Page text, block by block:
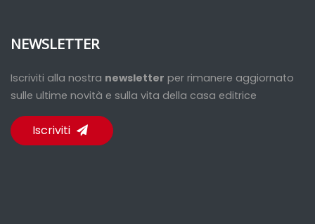
NEWSLETTER
Iscriviti alla nostra newsletter per rimanere aggiornato
sulle ultime novità e sulla vita della casa editrice
Iscriviti